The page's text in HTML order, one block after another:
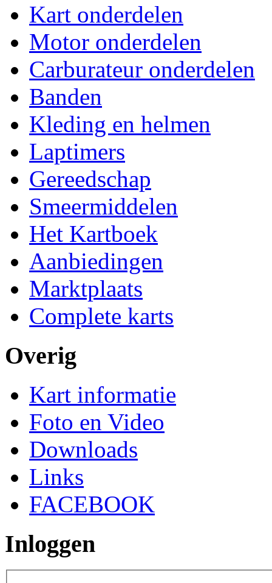
Kart onderdelen
Motor onderdelen
Carburateur onderdelen
Banden
Kleding en helmen
Laptimers
Gereedschap
Smeermiddelen
Het Kartboek
Aanbiedingen
Marktplaats
Complete karts
Overig
Kart informatie
Foto en Video
Downloads
Links
FACEBOOK
Inloggen